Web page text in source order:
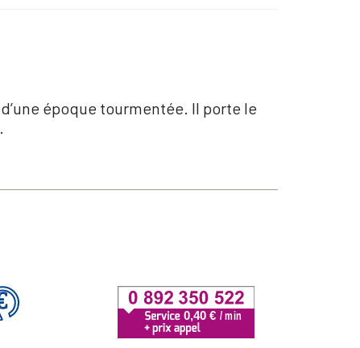
époque tourmentée. Il porte le